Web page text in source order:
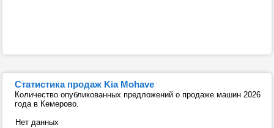
Статистика продаж Kia Mohave
Количество опубликованных предложений о продаже машин 2026
года в Кемерово.
Нет данных